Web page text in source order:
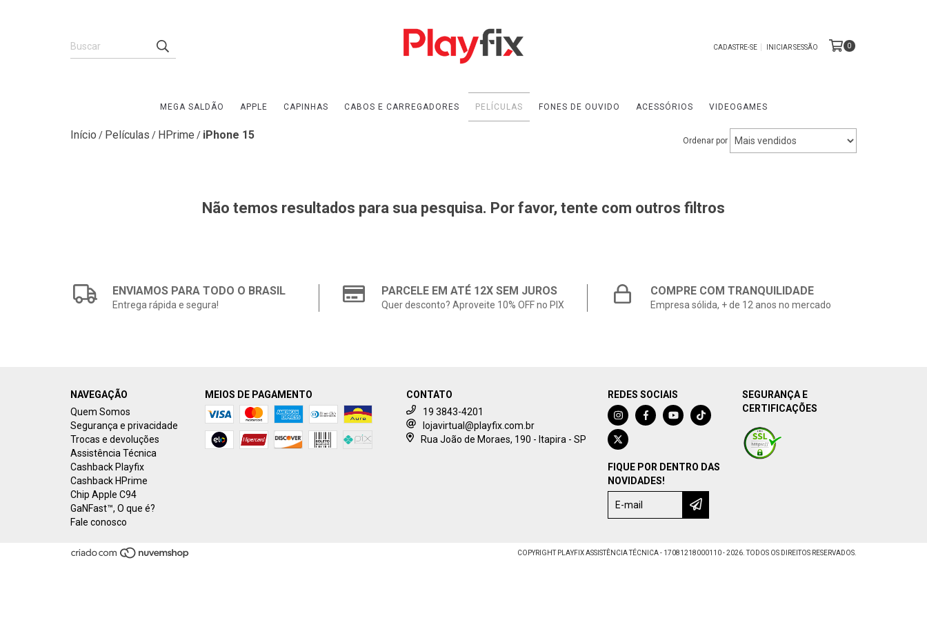
CADASTRE-SE INICIAR SESSÃO 0
MEGA SALDÃO APPLE CAPINHAS CABOS E CARREGADORES PELÍCULAS FONES DE OUVIDO ACESSÓRIOS VIDEOGAMES
Início / Películas / HPrime / iPhone 15 Ordenar por
Não temos resultados para sua pesquisa. Por favor, tente com outros filtros
ENVIAMOS PARA TODO O BRASIL
Entrega rápida e segura!
PARCELE EM ATÉ 12X SEM JUROS
Quer desconto? Aproveite 10% OFF no PIX
COMPRE COM TRANQUILIDADE
Empresa sólida, + de 12 anos no mercado
NAVEGAÇÃO
Quem Somos
Segurança e privacidade
Trocas e devoluções
Assistência Técnica
Cashback Playfix
Cashback HPrime
Chip Apple C94
GaNFast™️, O que é?
Fale conosco
MEIOS DE PAGAMENTO
CONTATO
19 3843-4201
lojavirtual@playfix.com.br
Rua João de Moraes, 190 - Itapira - SP
REDES SOCIAIS
FIQUE POR DENTRO DAS
NOVIDADES!
SEGURANÇA E
CERTIFICAÇÕES
COPYRIGHT PLAYFIX ASSISTÊNCIA TÉCNICA - 17081218000110 - 2026. TODOS OS DIREITOS RESERVADOS.